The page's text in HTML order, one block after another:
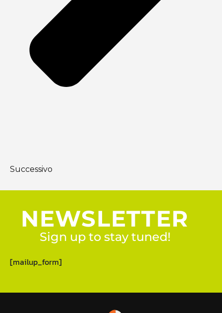
Successivo
NEWSLETTER
Sign up to stay tuned!
[mailup_form]